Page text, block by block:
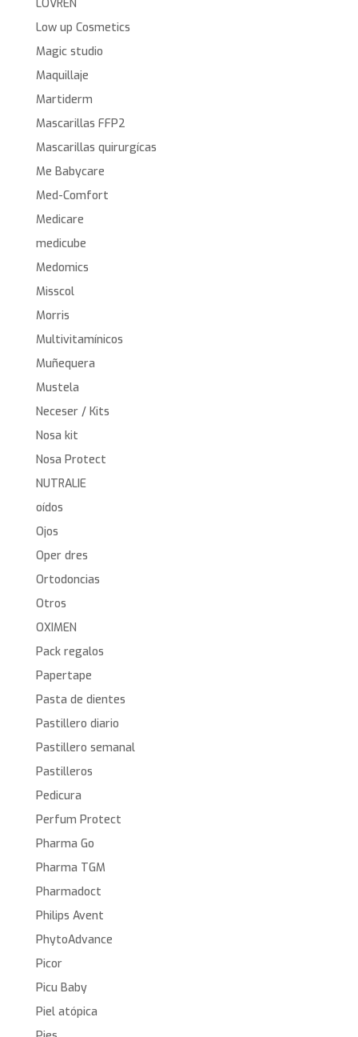
LOVREN
Low up Cosmetics
Magic studio
Maquillaje
Martiderm
Mascarillas FFP2
Mascarillas quirurgícas
Me Babycare
Med-Comfort
Medicare
medicube
Medomics
Misscol
Morris
Multivitamínicos
Muñequera
Mustela
Neceser / Kits
Nosa kit
Nosa Protect
NUTRALIE
oídos
Ojos
Oper dres
Ortodoncias
Otros
OXIMEN
Pack regalos
Papertape
Pasta de dientes
Pastillero diario
Pastillero semanal
Pastilleros
Pedicura
Perfum Protect
Pharma Go
Pharma TGM
Pharmadoct
Philips Avent
PhytoAdvance
Picor
Picu Baby
Piel atópica